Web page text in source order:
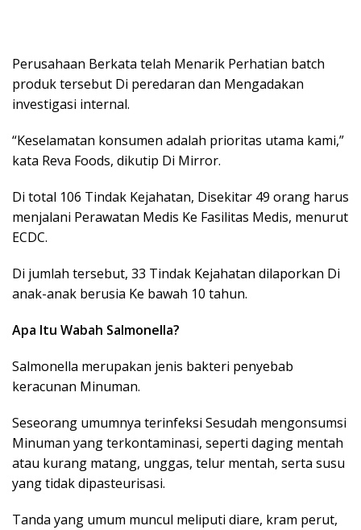
Perusahaan Berkata telah Menarik Perhatian batch
produk tersebut Di peredaran dan Mengadakan
investigasi internal.
“Keselamatan konsumen adalah prioritas utama kami,”
kata Reva Foods, dikutip Di Mirror.
Di total 106 Tindak Kejahatan, Disekitar 49 orang harus
menjalani Perawatan Medis Ke Fasilitas Medis, menurut
ECDC.
Di jumlah tersebut, 33 Tindak Kejahatan dilaporkan Di
anak-anak berusia Ke bawah 10 tahun.
Apa Itu Wabah Salmonella?
Salmonella merupakan jenis bakteri penyebab
keracunan Minuman.
Seseorang umumnya terinfeksi Sesudah mengonsumsi
Minuman yang terkontaminasi, seperti daging mentah
atau kurang matang, unggas, telur mentah, serta susu
yang tidak dipasteurisasi.
Tanda yang umum muncul meliputi diare, kram perut,